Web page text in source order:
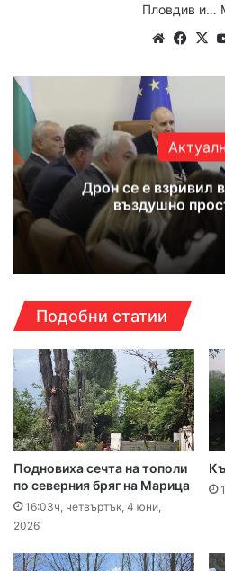
Пловдив и…
We
te
Fa
bo
Дрон се е взривил
въздушно
Подобни статии
Подновиха сечта на тополи
по северния бряг на Марица
16:03ч, четвъртък, 4 юни,
2026